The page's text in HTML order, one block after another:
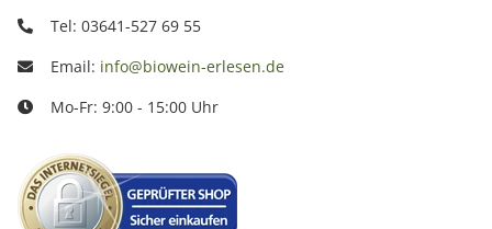
Tel: 03641-527 69 55
Email: info@biowein-erlesen.de
Mo-Fr: 9:00 - 15:00 Uhr